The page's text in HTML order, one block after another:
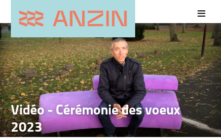
Vidéo - Cérémonie des voeux
2023